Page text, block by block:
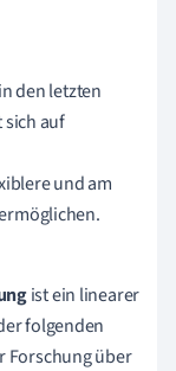
den letzten
auf
und am
ist ein linearer
folgenden
Forschung über